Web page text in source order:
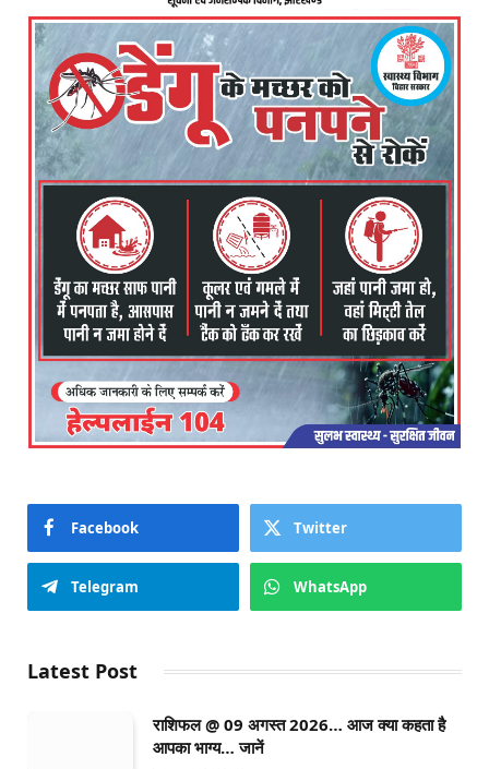
Facebook Twitter
Telegram WhatsApp
Latest Post
राशिफल @ 09 अगस्त 2026… आज क्या कहता है
आपका भाग्य… जानें